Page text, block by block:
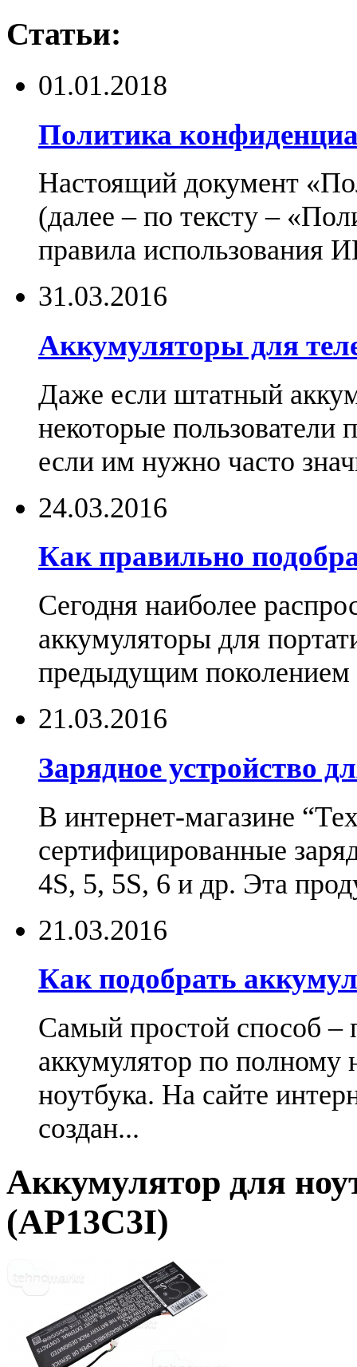
Статьи:
01.01.2018
Политика
Настоящий документ
(далее – по тексту –
правила использования
31.03.2016
Аккумуляторы для
Даже если штатный
некоторые пользователи
если им нужно часто
24.03.2016
Как правильно
Сегодня наиболее
аккумуляторы для
предыдущим поколением
21.03.2016
Зарядное устройство
В интернет-магазине
сертифицированные
4S, 5, 5S, 6 и др. Эта
21.03.2016
Как подобрать
Самый простой способ –
аккумулятор по
ноутбука. На сайте
создан...
Аккумулятор для
(AP13C3I)